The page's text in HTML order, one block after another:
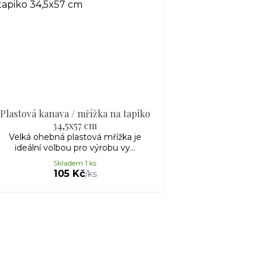
Plastová kanava / mřížka na tapiko
34,5x57 cm
Velká ohebná plastová mřížka je
ideální volbou pro výrobu vy...
105 Kč/ks
Skladem 1 ks